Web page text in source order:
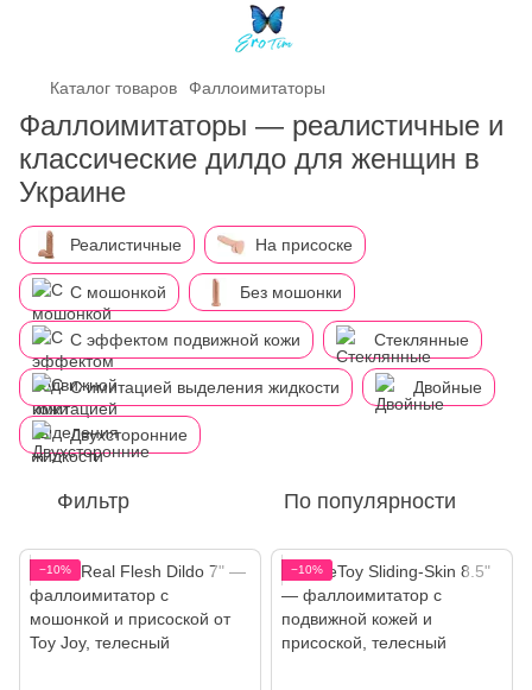
Каталог товаров Фаллоимитаторы
Фаллоимитаторы — реалистичные и
классические дилдо для женщин в
Украине
Реалистичные На присоске
С мошонкой Без мошонки
С эффектом подвижной кожи Стеклянные
С имитацией выделения жидкости Двойные
Двухсторонние
Фильтр По популярности
−10% −10%